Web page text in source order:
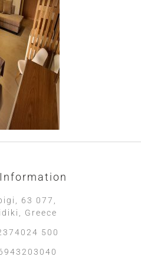
63 077,
Greece
500